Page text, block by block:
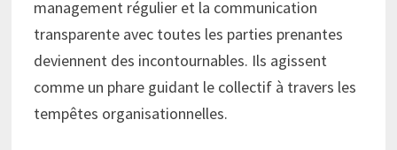
management régulier et la communication
transparente avec toutes les parties prenantes
deviennent des incontournables. Ils agissent
comme un phare guidant le collectif à travers les
tempêtes organisationnelles.